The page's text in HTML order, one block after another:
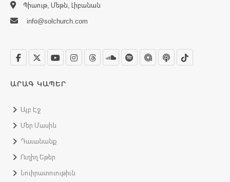
Պիաութ, Մեթն, Լիբանան
info@solchurch.com
ԱՐԱԳ ԿԱՊԵՐ
Այբ Էջ
Մեր Մասին
Դաւանանք
Ուղիղ Եթեր
Նուիրատուութիւն